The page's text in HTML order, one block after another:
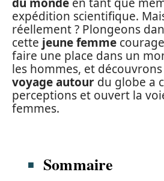
expédition scientifique.
réellement ? Plongeons
cette jeune femme
faire une place dans un
les hommes, et
voyage autour du globe a
perceptions et ouvert la
femmes.
Sommaire